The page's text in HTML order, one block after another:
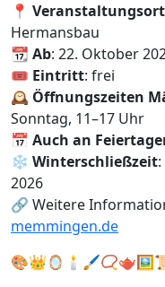
📍 Veranstaltungsort
Hermansbau
📆 Ab: 22. Oktober
🎟️ Eintritt: frei
🕰️ Öffnungszeiten
Sonntag, 11–17 Uhr
📅 Auch an
❄️ Winterschließzeit
2026
🔗 Weitere
memmingen.de